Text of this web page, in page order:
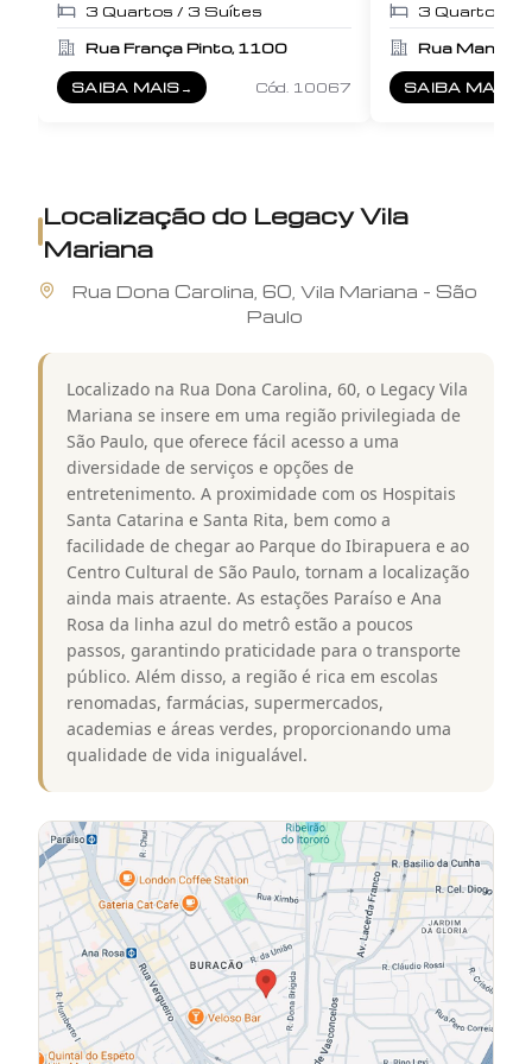
3 Quartos / 3 Suítes
Rua França Pinto, 1100
SAIBA MAIS
SOBRECONDOMINIO SINTONIA IBIRAPUERA
→ Cód. 10067
3 Quartos /
Rua Manuel
SAIBA MAIS
SOBREL '
Localização do Legacy Vila
Mariana
Rua Dona Carolina 60 Vila Mariana - São
Paulo
Localizado na Rua Dona Carolina, 60, o Legacy Vila
Mariana se insere em uma região privilegiada de
São Paulo, que oferece fácil acesso a uma
diversidade de serviços e opções de
entretenimento. A proximidade com os Hospitais
Santa Catarina e Santa Rita, bem como a
facilidade de chegar ao Parque do Ibirapuera e ao
Centro Cultural de São Paulo, tornam a localização
ainda mais atraente. As estações Paraíso e Ana
Rosa da linha azul do metrô estão a poucos
passos, garantindo praticidade para o transporte
público. Além disso, a região é rica em escolas
renomadas, farmácias, supermercados,
academias e áreas verdes, proporcionando uma
qualidade de vida inigualável.